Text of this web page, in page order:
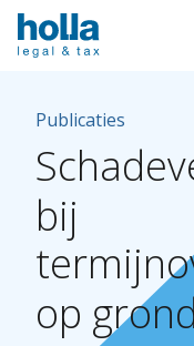
Publicaties
bij
op grond